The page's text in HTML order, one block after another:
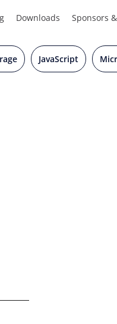
Downloads Sponsors
JavaScript